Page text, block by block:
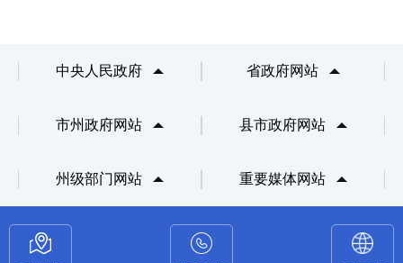
中央人民政府 省政府网站
市州政府网站 县市政府网站
州级部门网站 重要媒体网站